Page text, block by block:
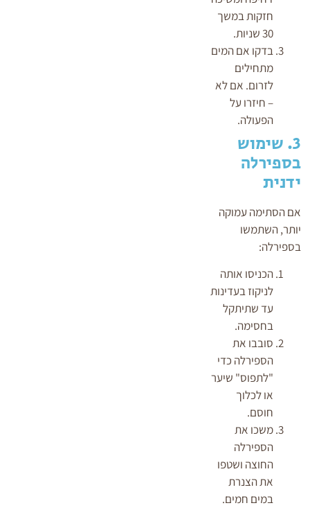
חזקות במשך
30 שניות.
בדקו אם המים
מתחילים
לזרום. אם לא
– חיזרו על
הפעולה.
3. שימוש
בספירלה
ידנית
אם הסתימה עמוקה
יותר, השתמשו
בספירלה:
הכניסו אותה
לניקוז בעדינות
עד שתיתקל
בחסימה.
סובבו את
הספירלה כדי
"לתפוס" שיער
או לכלוך
חוסם.
משכו את
הספירלה
החוצה ושטפו
את הצנרת
במים חמים.